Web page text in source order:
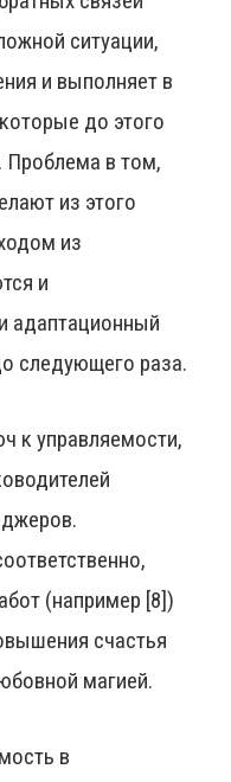
ситуации,
и выполняет в
до этого
в том,
из этого
из
и
адаптационный
следующего раза.
к управляемости,
(например [8])
счастья
магией.
в